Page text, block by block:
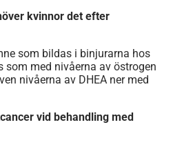
kvinnor det efter
som bildas i binjurarna hos
som med nivåerna av östrogen
nivåerna av DHEA ner med
vid behandling med